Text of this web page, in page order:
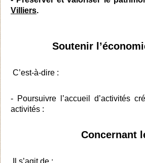
Villiers.
Soutenir
C’est-à-dire :
- Poursuivre l’accueil d’activités
activités :
Concernant
Il s’agit de :